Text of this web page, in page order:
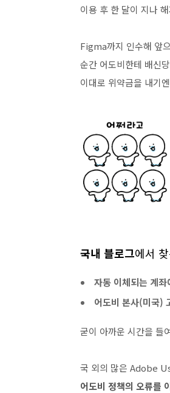
이용 후 한 달이 지나
Figma까지 인수해 앞
순간 어도비한테 배신
이대로 위약금을 내기
국내 블로그에서
자동 이체되는 계
어도비 본사(미국)
굳이 아까운 시간을 들
국 외의 많은 Adobe
어도비 정책의 오류를